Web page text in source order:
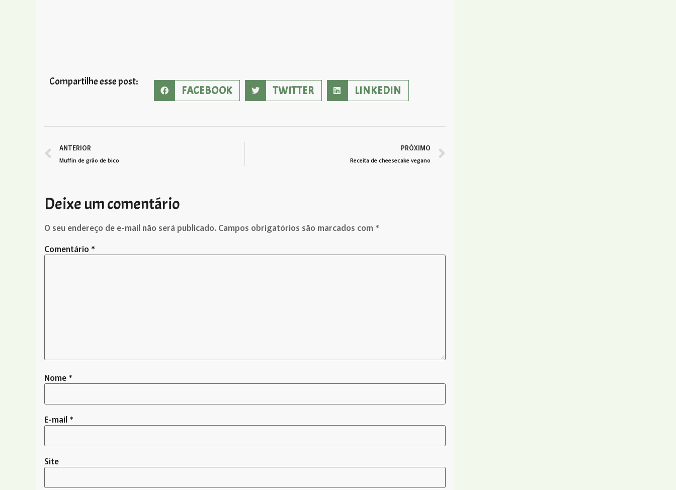
Compartilhe esse post:
FACEBOOK TWITTER LINKEDIN
ANTERIOR
Muffin de grão de bico
PRÓXIMO
Receita de cheesecake vegano
Deixe um comentário
O seu endereço de e-mail não será publicado. Campos obrigatórios são marcados com *
Comentário *
Nome *
E-mail *
Site